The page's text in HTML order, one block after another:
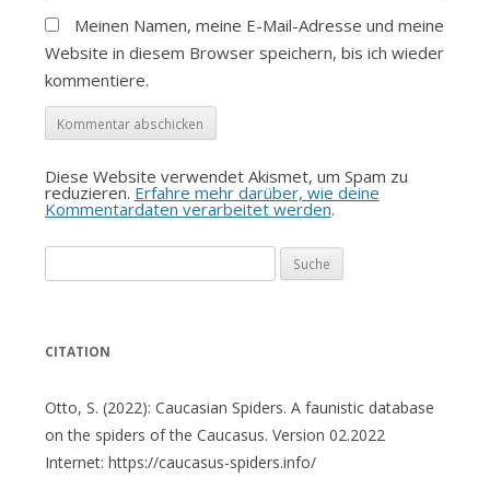
Meinen Namen, meine E-Mail-Adresse und meine
Website in diesem Browser speichern, bis ich wieder
kommentiere.
Diese Website verwendet Akismet, um Spam zu
reduzieren. Erfahre mehr darüber, wie deine
Kommentardaten verarbeitet werden.
nach:
CITATION
Otto, S. (2022): Caucasian Spiders. A faunistic database
on the spiders of the Caucasus. Version 02.2022
Internet: https://caucasus-spiders.info/